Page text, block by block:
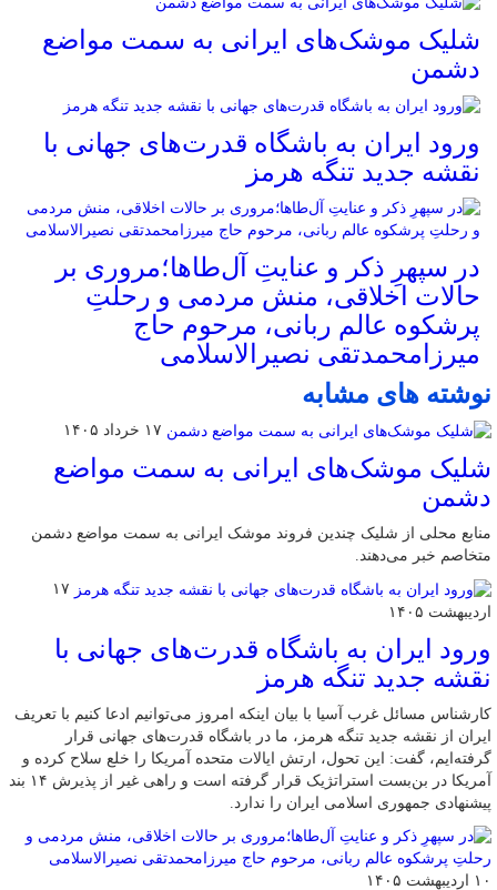
شلیک موشک‌های ایرانی به سمت مواضع
دشمن
ورود ایران به باشگاه قدرت‌های جهانی با
نقشه جدید تنگه هرمز
در سپهرِ ذکر و عنایتِ آل‌طاها؛مروری بر
حالات اخلاقی، منش مردمی و رحلتِ
پرشکوه عالم ربانی، مرحوم حاج
میرزامحمدتقی نصیرالاسلامی
نوشته های مشابه
۱۷ خرداد ۱۴۰۵
شلیک موشک‌های ایرانی به سمت مواضع
دشمن
منابع محلی از شلیک چندین فروند موشک ایرانی به سمت مواضع دشمن
متخاصم خبر می‌دهند.
۱۷
اردیبهشت ۱۴۰۵
ورود ایران به باشگاه قدرت‌های جهانی با
نقشه جدید تنگه هرمز
کارشناس مسائل غرب آسیا با بیان اینکه امروز می‌توانیم ادعا کنیم با تعریف
ایران از نقشه جدید تنگه هرمز، ما در باشگاه قدرت‌های جهانی قرار
گرفته‌ایم، گفت: این تحول، ارتش ایالات متحده آمریکا را خلع سلاح کرده و
آمریکا در بن‌بست استراتژیک قرار گرفته است و راهی غیر از پذیرش ۱۴ بند
پیشنهادی جمهوری اسلامی ایران را ندارد.
۱۰ اردیبهشت ۱۴۰۵